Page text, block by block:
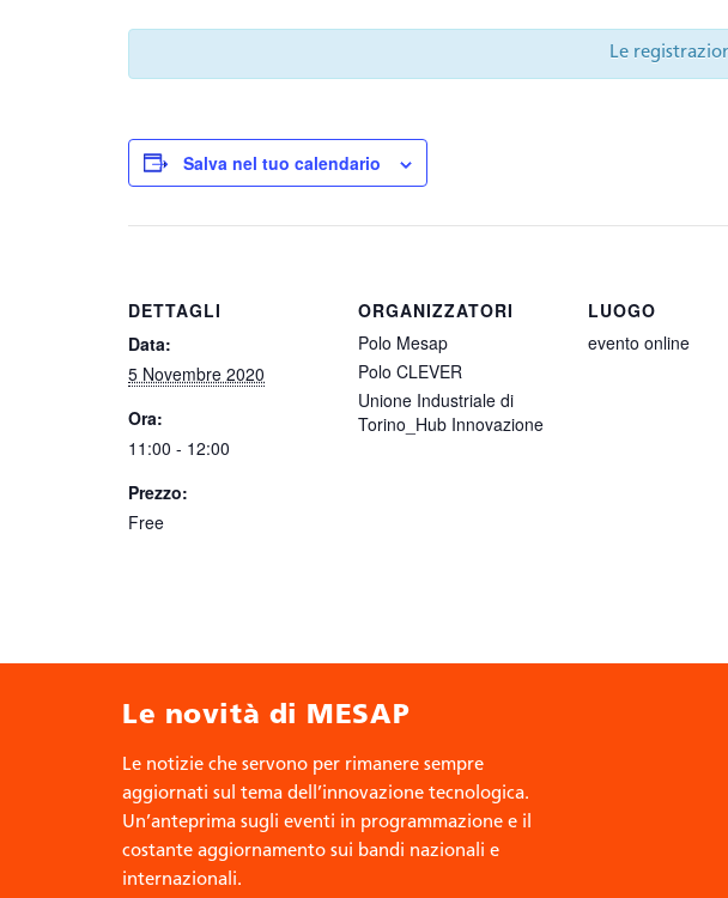
Le
Salva nel tuo calendario
DETTAGLI
Data:
5 Novembre 2020
Ora:
11:00 - 12:00
Prezzo:
Free
ORGANIZZATORI
Polo Mesap
Polo CLEVER
Unione Industriale di
Torino_Hub Innovazione
LUOGO
evento online
Le novità di MESAP
Le notizie che servono per rimanere sempre
aggiornati sul tema dell’innovazione tecnologica.
Un’anteprima sugli eventi in programmazione e il
costante aggiornamento sui bandi nazionali e
internazionali.